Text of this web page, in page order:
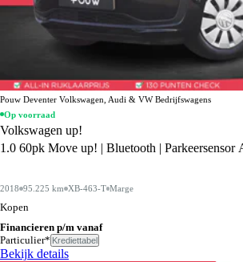
Pouw Deventer Volkswagen, Audi & VW Bedrijfswagens
Op voorraad
Volkswagen up!
1.0 60pk Move up! | Bluetooth | Parkeersensor
2018 95.225 km XB-463-T Marge
Kopen
Financieren p/m vanaf
Particulier* Krediettabel
Bekijk details